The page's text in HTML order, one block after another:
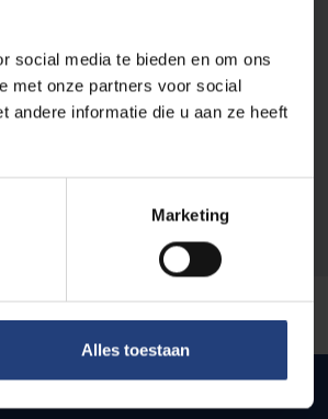
social media te bieden en om ons
met onze partners voor social
andere informatie die u aan ze heeft
Marketing
Alles toestaan